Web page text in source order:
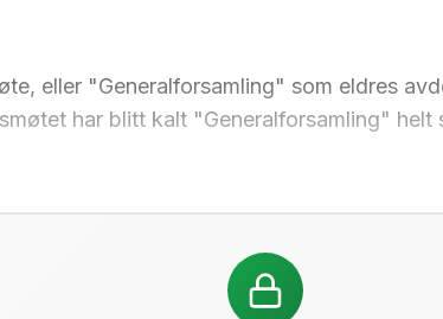
eller "Generalforsamling" som eldres
har blitt kalt "Generalforsamling" helt